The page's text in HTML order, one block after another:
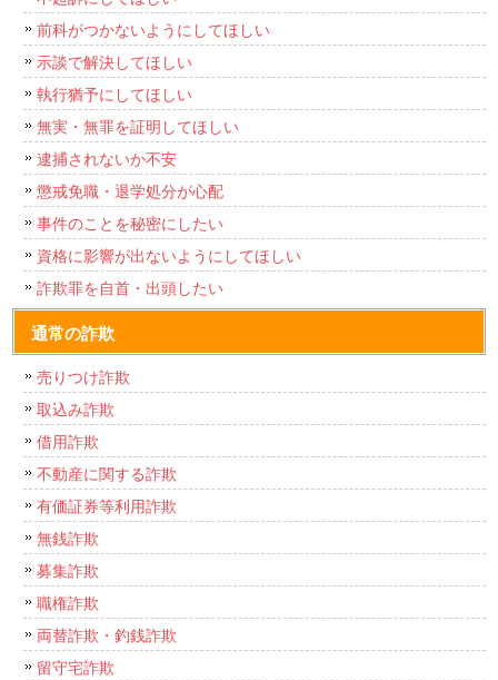
前科がつかないようにしてほしい
示談で解決してほしい
執行猶予にしてほしい
無実・無罪を証明してほしい
逮捕されないか不安
懲戒免職・退学処分が心配
事件のことを秘密にしたい
資格に影響が出ないようにしてほしい
詐欺罪を自首・出頭したい
通常の詐欺
売りつけ詐欺
取込み詐欺
借用詐欺
不動産に関する詐欺
有価証券等利用詐欺
無銭詐欺
募集詐欺
職権詐欺
両替詐欺・釣銭詐欺
留守宅詐欺